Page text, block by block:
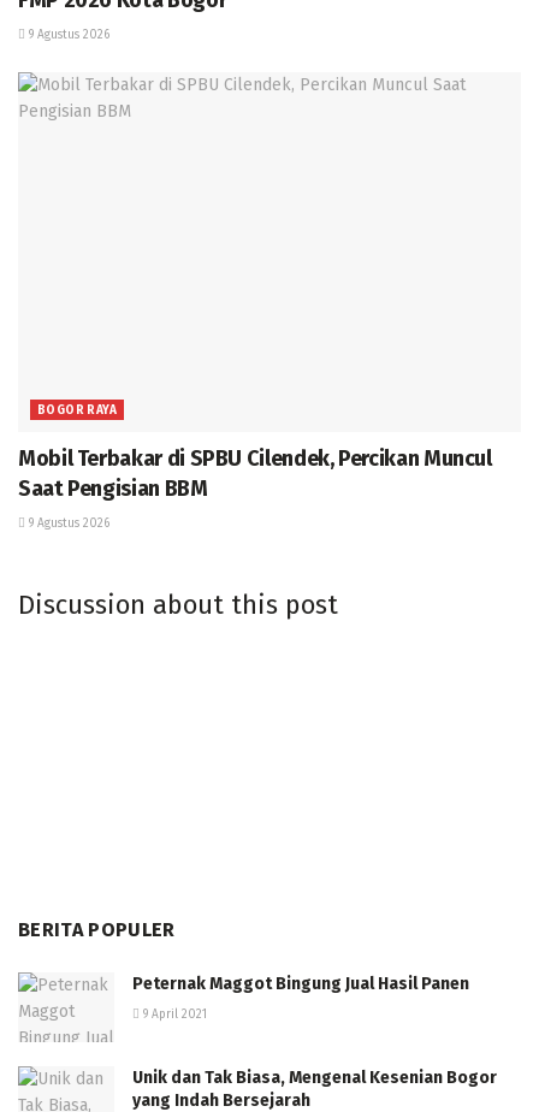
9 Agustus 2026
BOGOR RAYA
Mobil Terbakar di SPBU Cilendek, Percikan Muncul
Saat Pengisian BBM
9 Agustus 2026
Discussion about this post
BERITA POPULER
Peternak Maggot Bingung Jual Hasil Panen
9 April 2021
Unik dan Tak Biasa, Mengenal Kesenian Bogor
yang Indah Bersejarah